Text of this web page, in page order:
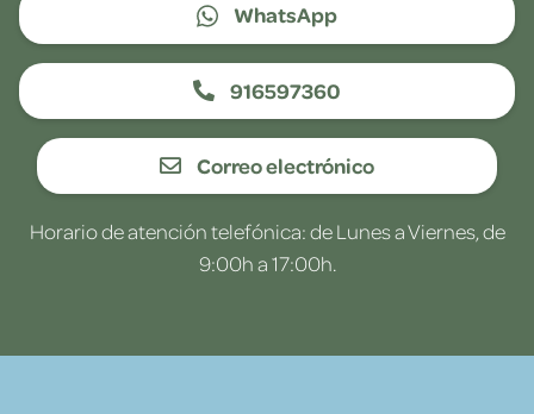
WhatsApp
916597360
Correo electrónico
Horario de atención telefónica: de Lunes a Viernes, de
9:00h a 17:00h.